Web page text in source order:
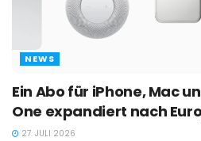
NEWS
Ein Abo für iPhone, Mac
One expandiert nach
27. JULI 2026